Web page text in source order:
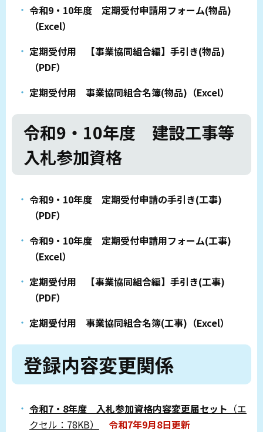
令和9・10年度 定期受付申請用フォーム(物品)
（Excel）
定期受付用 【事業協同組合編】手引き(物品)
（PDF）
定期受付用 事業協同組合名簿(物品)（Excel）
令和9・10年度 建設工事等
入札参加資格
令和9・10年度 定期受付申請の手引き(工事)
（PDF）
令和9・10年度 定期受付申請用フォーム(工事)
（Excel）
定期受付用 【事業協同組合編】手引き(工事)
（PDF）
定期受付用 事業協同組合名簿(工事)（Excel）
登録内容変更関係
令和7・8年度 入札参加資格内容変更届セット （エ
クセル：78KB）
令和7年9月8日更新